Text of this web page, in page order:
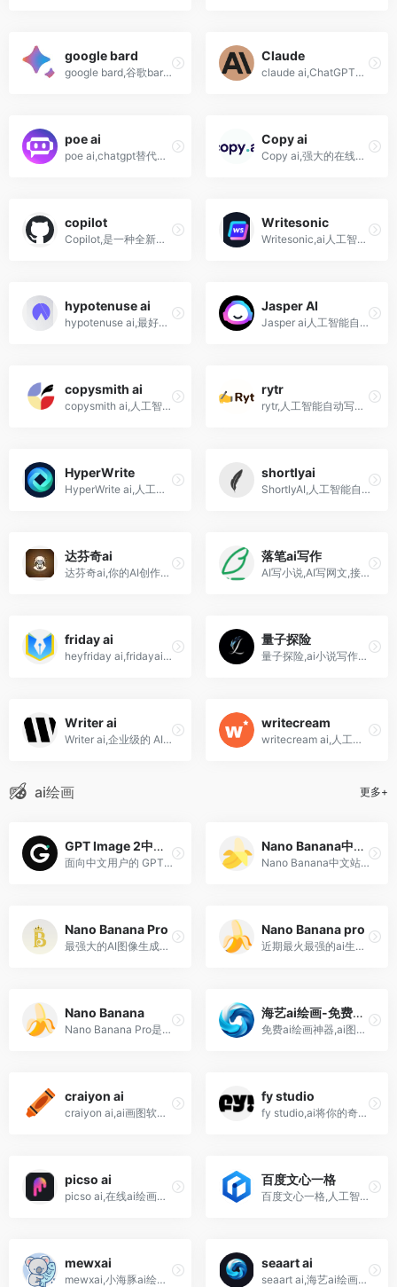
google bard
google bard,谷歌bard ai,给你最新、高质量的回复
Claude
claude ai,ChatGPT强大对手!编程超强Claude 3.7 Sonnet(需要'科-学- 上-网才能正常访问)
poe ai
poe ai,chatgpt替代方案,来自Quora的对话式人工智能聊天机器人
Copy ai
Copy ai,强大的在线人工智能写作工具软件
copilot
Copilot,是一种全新的工作方式。它与你一起工作，嵌入在数百万人每天使用的应用中：Word、Excel、PowerPoint、Outlook、Teams 等等
Writesonic
Writesonic,ai人工智能写作工具软件网站
hypotenuse ai
hypotenuse ai,最好的免费Al文案写作工具之一
Jasper AI
Jasper ai人工智能自动写作网站软件工具
copysmith ai
copysmith ai,人工智能自动写作软件工具网站
rytr
rytr,人工智能自动写作工具软件网站
HyperWrite
HyperWrite ai,人工智能自动写作工具软件网站
shortlyai
ShortlyAI,人工智能自动写作软件工具网站
达芬奇ai
达芬奇ai,你的AI创作大师,人工智能文案自动写作神器
落笔ai写作
AI写小说,AI写网文,接入主流大模型，Gemini、ChatGpt、claude、DeepSeek、Kimi、豆包、智谱-落笔AI写作
friday ai
heyfriday ai,fridayai智能写作工具软件网站,小红书文案等
量子探险
量子探险,ai小说写作器,剧本创作工具,小说转剧本、配音及推文视频制作
Writer ai
Writer ai,企业级的 AI内容生成和优化平台,文章写作
writecream
writecream ai,人工智能写作软件,每个月免费一万字
ai绘画 更多+
GPT Image 2中文站
面向中文用户的 GPT Image 2 在线体验站，支持中文指令、参考图生图、4K 输出和商业素材创作
Nano Banana中文站
Nano Banana中文站,AI图片生成平台 输入想法或参考图 秒出高质量插画 写真 海报与电商素材 支持多风格模型 文生图 图生图 去水印 高清放大 模板与提示词库
Nano Banana Pro
最强大的AI图像生成模型，具有强大的意图理解能力，提供无与伦比的角色一致性局部编辑精度，让创意工作流更加高效可控。
Nano Banana pro
近期最火最强的ai生图模型,超强的生图能力,中文支持也很好!基于Gemini 3 Pro Image架构，能生成高至4K分辨率的图像。其特色在于强大的逻辑推理能力，可理解复杂物理规律和光影逻辑。此外，它还能调用Google搜索实时数据，生成精准信息图表。在图像编辑方面，支持最多14张参考图和5个角色一致性，可调整相机角度、场景光线等，是创意工作者的得力助手。
Nano Banana
Nano Banana Pro是谷歌2025年11月推出的旗舰级AI图像生成模型，基于Gemini 3 Pro深度推理引擎，主打“工作室级”4K超清输出，15-30秒即可完成海报、电商图、角色设定稿；可一次融合14张参考图并保持5人脸部、服饰、光影100%一致，支持自然语言精修焦点、景深、昼夜光影，文本渲染无乱码，免费用户每日100次额度，已嵌入Gemini、Slides、Google Ads，营销、设计、教育场景一键直达
海艺ai绘画-免费绘画神器
免费ai绘画神器,ai图片增强,智能去背景,ai模特试衣,草稿成图,人物打光-海艺seaart ai
craiyon ai
craiyon ai,ai画图软件,文本提示生成相应图像工具
fy studio
fy studio,ai将你的奇思妙想化为独特的创意插画！
picso ai
picso ai,在线ai绘画工具软件,照片编辑应用程序网站
百度文心一格
百度文心一格,人工智能ai绘画网站工具软件,关键词
mewxai
mewxai,小海豚ai绘画,ai作画小程序,小红书爆火网站
seaart ai
seaart ai,海艺ai绘画网站,聊天机器人,prompt提示词社区